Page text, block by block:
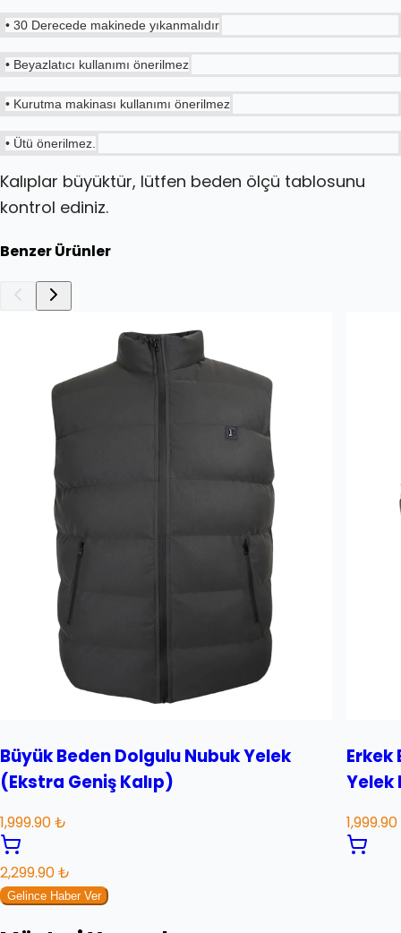
• 30 Derecede makinede yıkanmalıdır
• Beyazlatıcı kullanımı önerilmez
• Kurutma makinası kullanımı önerilmez
• Ütü önerilmez.
Kalıplar büyüktür, lütfen beden ölçü tablosunu
kontrol ediniz.
Benzer Ürünler
Büyük Beden Dolgulu Nubuk Yelek
(Ekstra Geniş Kalıp)
1,999.90 ₺
Erkek
Yelek
2,299.90 ₺
Gelince Haber Ver